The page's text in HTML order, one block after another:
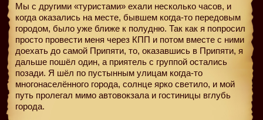
Мы с другими «туристами» ехали несколько часов, и
когда оказались на месте, бывшем когда-то передовым
городом, было уже ближе к полудню. Так как я попросил
просто провести меня через КПП и потом вместе с ними
доехать до самой Припяти, то, оказавшись в Припяти, я
дальше пошёл один, а приятель с группой остались
позади. Я шёл по пустынным улицам когда-то
многонаселённого города, солнце ярко светило, и мой
путь пролегал мимо автовокзала и гостиницы вглубь
города.